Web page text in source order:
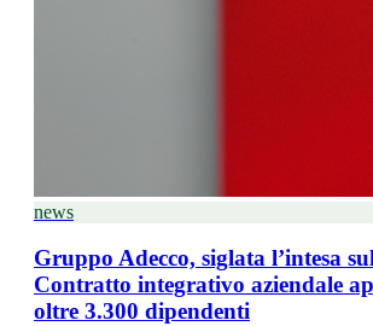
news
Gruppo Adecco, siglata l’intesa
Contratto integrativo aziendale
oltre 3.300 dipendenti